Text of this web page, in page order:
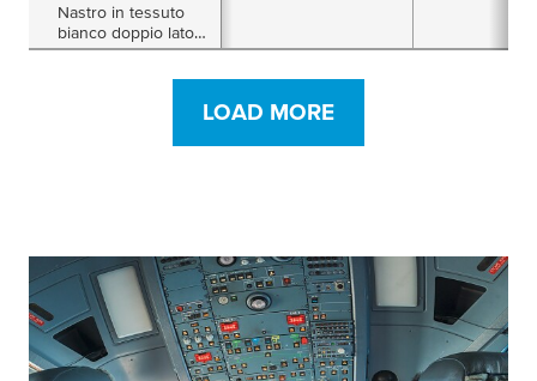
Nastro in tessuto
bianco doppio lato
da 190µm
LOAD MORE